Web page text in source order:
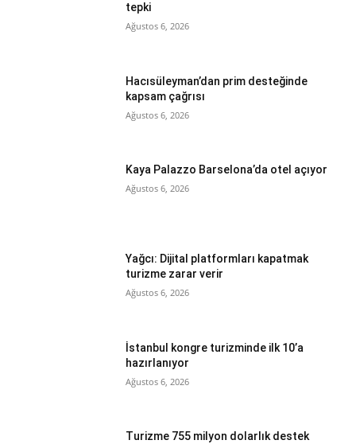
tepki
Ağustos 6, 2026
Hacısüleyman’dan prim desteğinde
kapsam çağrısı
Ağustos 6, 2026
Kaya Palazzo Barselona’da otel açıyor
Ağustos 6, 2026
Yağcı: Dijital platformları kapatmak
turizme zarar verir
Ağustos 6, 2026
İstanbul kongre turizminde ilk 10’a
hazırlanıyor
Ağustos 6, 2026
Turizme 755 milyon dolarlık destek